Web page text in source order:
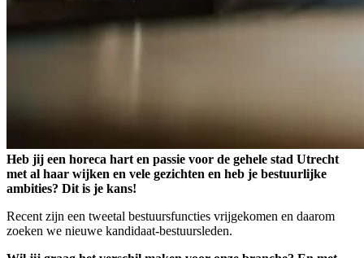
Heb jij een horeca hart en passie voor de gehele stad Utrecht
met al haar wijken en vele gezichten en heb je bestuurlijke
ambities? Dit is je kans!
Recent zijn een tweetal bestuursfuncties vrijgekomen en daarom
zoeken we nieuwe kandidaat-bestuursleden.